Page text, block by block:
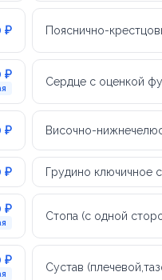
₽ Пояснично-
₽ Сердце с оценкой
₽ Височно-
₽ Грудино ключичное
₽ Стопа (с одной
₽ Сустав